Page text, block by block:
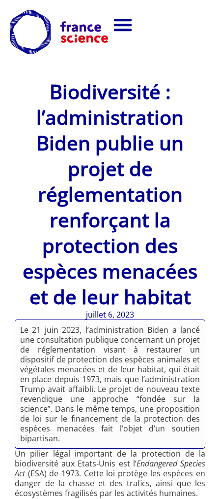
Biodiversité :
l’administration
Biden publie un
projet de
réglementation
renforçant la
protection des
espèces menacées
et de leur habitat
juillet 6, 2023
Le 21 juin 2023, l’administration Biden a lancé
une consultation publique concernant un projet
de réglementation visant à restaurer un
dispositif de protection des espèces animales et
végétales menacées et de leur habitat, qui était
en place depuis 1973, mais que l’administration
Trump avait affaibli. Le projet de nouveau texte
revendique une approche “fondée sur la
science”. Dans le même temps, une proposition
de loi sur le financement de la protection des
espèces menacées fait l’objet d’un soutien
bipartisan.
Un pilier légal important de la protection de la
biodiversité aux Etats-Unis est l’Endangered Species
Act (ESA) de 1973. Cette loi protège les espèces en
danger de la chasse et des trafics, ainsi que les
écosystèmes fragilisés par les activités humaines.